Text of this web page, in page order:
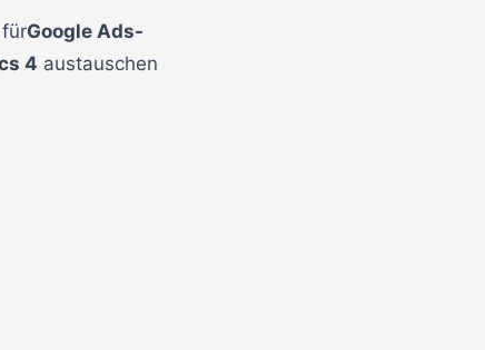
Google Ads-
4 austauschen